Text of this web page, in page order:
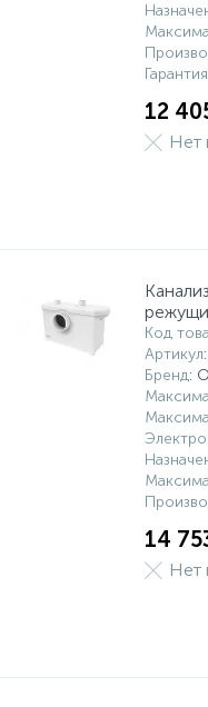
Гарантия
12
Нет
Код
Артикул
Бренд:
14
Нет